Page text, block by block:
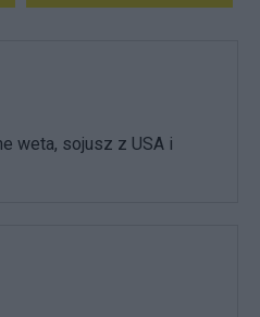
weta, sojusz z USA i